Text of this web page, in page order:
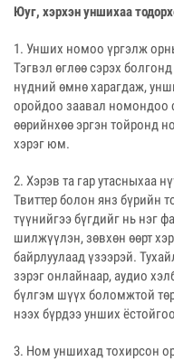
Юуг, хэрхэн уншихаа
1. Унших номоо үргэлж
Тэгвэл өглөө сэрэх
нүдний өмнө харагдаж,
оройдоо заавал номондоо
өөрийнхөө эргэн тойронд
хэрэг юм.
2. Хэрэв та гар утасныхаа
Твиттер болон янз бүрийн
түүнийгээ бүгдийг нь нэг
шилжүүлэн, зөвхөн өөрт
байрлуулаад үзээрэй.
зэрэг онлайнаар, аудио
бүлгэм шүүх боломжтой
нээх бүрдээ унших
3. Ном уншихад тохирсон